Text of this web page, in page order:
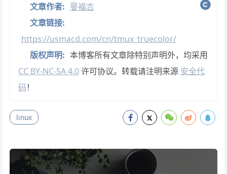
文章作者: 曼福吉
文章链接:
https://usmacd.com/cn/tmux_truecolor/
版权声明: 本博客所有文章除特别声明外，均采用
CC BY-NC-SA 4.0许可协议。转载请注明来源 安全代
码！
linux